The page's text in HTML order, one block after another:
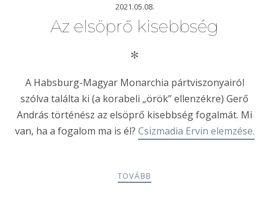
2021.05.08.
Az elsöprő kisebbség
✻
A Habsburg-Magyar Monarchia pártviszonyairól
szólva találta ki (a korabeli „örök” ellenzékre) Gerő
András történész az elsöprő kisebbség fogalmát. Mi
van, ha a fogalom ma is él? Csizmadia Ervin elemzése.
TOVÁBB